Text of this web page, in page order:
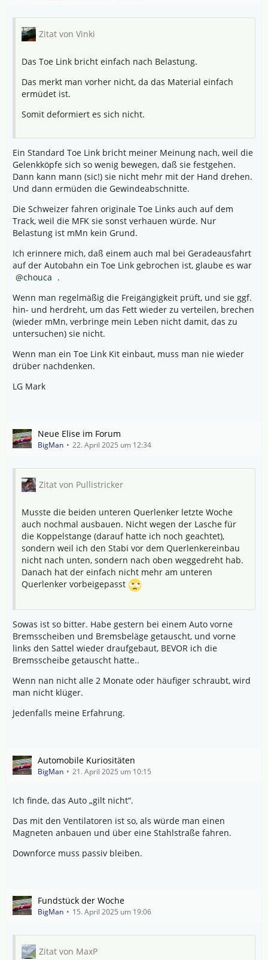
Zitat von Vinki
Das Toe Link bricht einfach nach Belastung.
Das merkt man vorher nicht, da das Material einfach
ermüdet ist.
Somit deformiert es sich nicht.
Ein Standard Toe Link bricht meiner Meinung nach, weil die
Gelenkköpfe sich so wenig bewegen, daß sie festgehen.
Dann kann mann (sic!) sie nicht mehr mit der Hand drehen.
Und dann ermüden die Gewindeabschnitte.
Die Schweizer fahren originale Toe Links auch auf dem
Track, weil die MFK sie sonst verhauen würde. Nur
Belastung ist mMn kein Grund.
Ich erinnere mich, daß einem auch mal bei Geradeausfahrt
auf der Autobahn ein Toe Link gebrochen ist, glaube es war
chouca .
Wenn man regelmäßig die Freigängigkeit prüft, und sie ggf.
hin- und herdreht, um das Fett wieder zu verteilen, brechen
(wieder mMn, verbringe mein Leben nicht damit, das zu
untersuchen) sie nicht.
Wenn man ein Toe Link Kit einbaut, muss man nie wieder
drüber nachdenken.
LG Mark
Neue Elise im Forum
BigMan 22. April 2025 um 12:34
Zitat von Pullistricker
Musste die beiden unteren Querlenker letzte Woche
auch nochmal ausbauen. Nicht wegen der Lasche für
die Koppelstange (darauf hatte ich noch geachtet),
sondern weil ich den Stabi vor dem Querlenkereinbau
nicht nach unten, sondern nach oben weggedreht hab.
Danach hat der einfach nicht mehr am unteren
Querlenker vorbeigepasst
Sowas ist so bitter. Habe gestern bei einem Auto vorne
Bremsscheiben und Bremsbeläge getauscht, und vorne
links den Sattel wieder draufgebaut, BEVOR ich die
Bremsscheibe getauscht hatte..
Wenn nan nicht alle 2 Monate oder häufiger schraubt, wird
man nicht klüger.
Jedenfalls meine Erfahrung.
Automobile Kuriositäten
BigMan 21. April 2025 um 10:15
Ich finde, das Auto „gilt nicht“.
Das mit den Ventilatoren ist so, als würde man einen
Magneten anbauen und über eine Stahlstraße fahren.
Downforce muss passiv bleiben.
Fundstück der Woche
BigMan 15. April 2025 um 19:06
Zitat von MaxP